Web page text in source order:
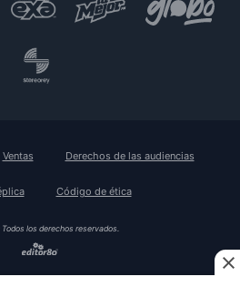
Ventas Derechos de las audiencias
Código de ética
los derechos reservados.